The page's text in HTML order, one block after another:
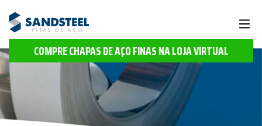
COMPRE CHAPAS DE AÇO FINAS NA LOJA VIRTUAL